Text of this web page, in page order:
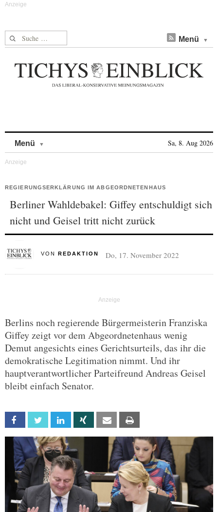
Suche nach: Menü
Menü Sa, 8. Aug 2026
REGIERUNGSERKLÄRUNG IM ABGEORDNETENHAUS
Berliner Wahldebakel: Giffey entschuldigt sich
nicht und Geisel tritt nicht zurück
VON REDAKTION Do, 17. November 2022
Berlins noch regierende Bürgermeisterin Franziska
Giffey zeigt vor dem Abgeordnetenhaus wenig
Demut angesichts eines Gerichtsurteils, das ihr die
demokratische Legitimation nimmt. Und ihr
hauptverantwortlicher Parteifreund Andreas Geisel
bleibt einfach Senator.
Facebook Twitter Linkedin Xing Email